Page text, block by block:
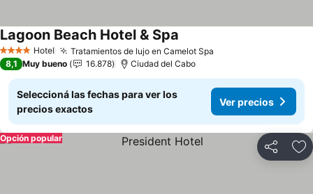
4 EstrellasHotel Tratamientos de lujo en Camelot Spa
Lagoon Beach Hotel & Spa
8,1 Muy bueno 16.878 Ciudad del Cabo
Seleccioná las fechas para ver los
precios exactos
Ver precios
Compartir
Opción popular